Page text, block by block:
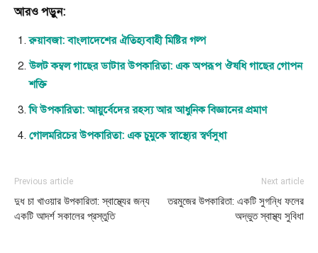
আরও পড়ুন:
রুয়াবজা: বাংলাদেশের ঐতিহ্যবাহী মিষ্টির গল্প
উলট কম্বল গাছের ডাটার উপকারিতা: এক অপরূপ ঔষধি গাছের গোপন
শক্তি
ঘি উপকারিতা: আয়ুর্বেদের রহস্য আর আধুনিক বিজ্ঞানের প্রমাণ
গোলমরিচের উপকারিতা: এক চুমুকে স্বাস্থ্যের স্বর্ণসুধা
Previous article
দুধ চা খাওয়ার উপকারিতা: স্বাস্থ্যের জন্য
একটি আদর্শ সকালের প্রস্তুতি
Next article
তরমুজের উপকারিতা: একটি সুগন্ধি ফলের
অদ্ভুত স্বাস্থ্য সুবিধা